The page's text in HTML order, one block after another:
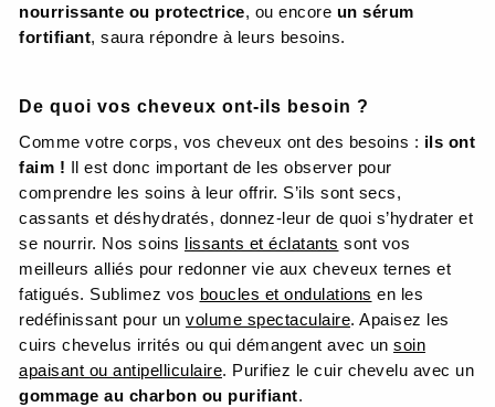
nourrissante ou protectrice, ou encore un sérum
fortifiant, saura répondre à leurs besoins.
De quoi vos cheveux ont-ils besoin ?
Comme votre corps, vos cheveux ont des besoins : ils ont
faim ! Il est donc important de les observer pour
comprendre les soins à leur offrir. S’ils sont secs,
cassants et déshydratés, donnez-leur de quoi s’hydrater et
se nourrir. Nos soins
lissants et éclatants sont vos
meilleurs alliés pour redonner vie aux cheveux ternes et
fatigués. Sublimez vos boucles et ondulations en les
redéfinissant pour un volume spectaculaire. Apaisez les
cuirs chevelus irrités ou qui démangent avec un soin
apaisant ou antipelliculaire. Purifiez le cuir chevelu avec un
gommage au charbon ou purifiant.